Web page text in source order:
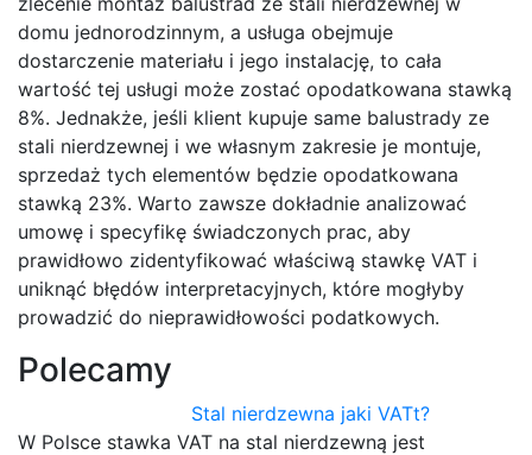
domu jednorodzinnym, a usługa obejmuje
dostarczenie materiału i jego instalację, to cała
wartość tej usługi może zostać opodatkowana stawką
8%. Jednakże, jeśli klient kupuje same balustrady ze
stali nierdzewnej i we własnym zakresie je montuje,
sprzedaż tych elementów będzie opodatkowana
stawką 23%. Warto zawsze dokładnie analizować
umowę i specyfikę świadczonych prac, aby
prawidłowo zidentyfikować właściwą stawkę VAT i
uniknąć błędów interpretacyjnych, które mogłyby
prowadzić do nieprawidłowości podatkowych.
Polecamy
Stal nierdzewna jaki VATt?
W Polsce stawka VAT na stal nierdzewną jest